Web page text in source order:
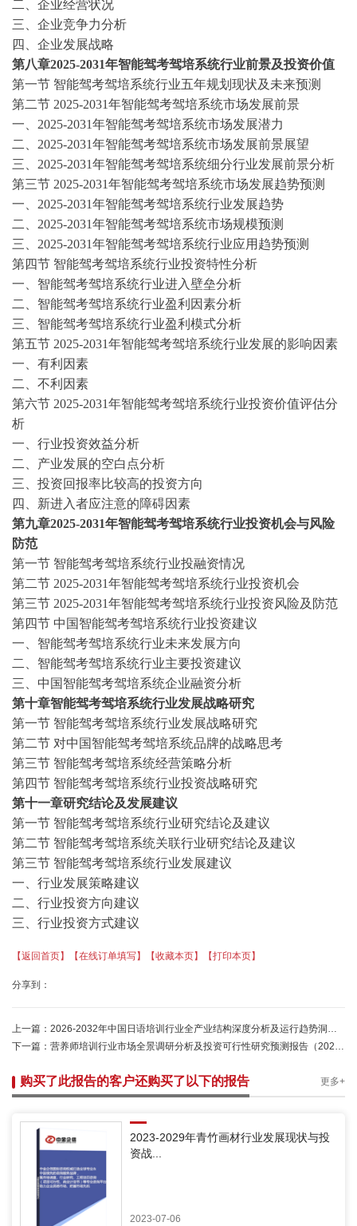
二、企业经营状况
三、企业竞争力分析
四、企业发展战略
第八章2025-2031年智能驾考驾培系统行业前景及投资价值
第一节 智能驾考驾培系统行业五年规划现状及未来预测
第二节 2025-2031年智能驾考驾培系统市场发展前景
一、 2025-2031年智能驾考驾培系统市场发展潜力
二、 2025-2031年智能驾考驾培系统市场发展前景展望
三、 2025-2031年智能驾考驾培系统细分行业发展前景分析
第三节 2025-2031年智能驾考驾培系统市场发展趋势预测
一、 2025-2031年智能驾考驾培系统行业发展趋势
二、 2025-2031年智能驾考驾培系统市场规模预测
三、 2025-2031年智能驾考驾培系统行业应用趋势预测
第四节 智能驾考驾培系统行业投资特性分析
一、智能驾考驾培系统行业进入壁垒分析
二、智能驾考驾培系统行业盈利因素分析
三、智能驾考驾培系统行业盈利模式分析
第五节 2025-2031年智能驾考驾培系统行业发展的影响因素
一、有利因素
二、不利因素
第六节 2025-2031年智能驾考驾培系统行业投资价值评估分
析
一、行业投资效益分析
二、产业发展的空白点分析
三、投资回报率比较高的投资方向
四、新进入者应注意的障碍因素
第九章2025-2031年智能驾考驾培系统行业投资机会与风险
防范
第一节 智能驾考驾培系统行业投融资情况
第二节 2025-2031年智能驾考驾培系统行业投资机会
第三节 2025-2031年智能驾考驾培系统行业投资风险及防范
第四节 中国智能驾考驾培系统行业投资建议
一、智能驾考驾培系统行业未来发展方向
二、智能驾考驾培系统行业主要投资建议
三、中国智能驾考驾培系统企业融资分析
第十章智能驾考驾培系统行业发展战略研究
第一节 智能驾考驾培系统行业发展战略研究
第二节 对中国智能驾考驾培系统品牌的战略思考
第三节 智能驾考驾培系统经营策略分析
第四节 智能驾考驾培系统行业投资战略研究
第十一章研究结论及发展建议
第一节 智能驾考驾培系统行业研究结论及建议
第二节 智能驾考驾培系统关联行业研究结论及建议
第三节 智能驾考驾培系统行业发展建议
一、行业发展策略建议
二、行业投资方向建议
三、行业投资方式建议
【返回首页】 【在线订单填写】 【收藏本页】 【打印本页】
分享到：
上一篇： 2026-2032年中国日语培训行业全产业结构深度分析及运行趋势洞察报告-中金企信发布
下一篇： 营养师培训行业市场全景调研分析及投资可行性研究预测报告（2025版）
购买了此报告的客户还购买了以下的报告 更多+
2023-2029年青竹画材行业发展现状与投
资战...
2023-07-06